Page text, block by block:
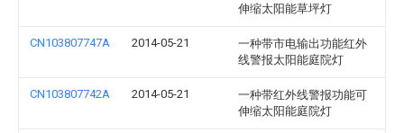
伸缩太阳能草坪灯
CN103807747A 2014-05-21
一种带市电输出功能红外
线警报太阳能庭院灯
CN103807742A 2014-05-21
一种带红外线警报功能可
伸缩太阳能庭院灯